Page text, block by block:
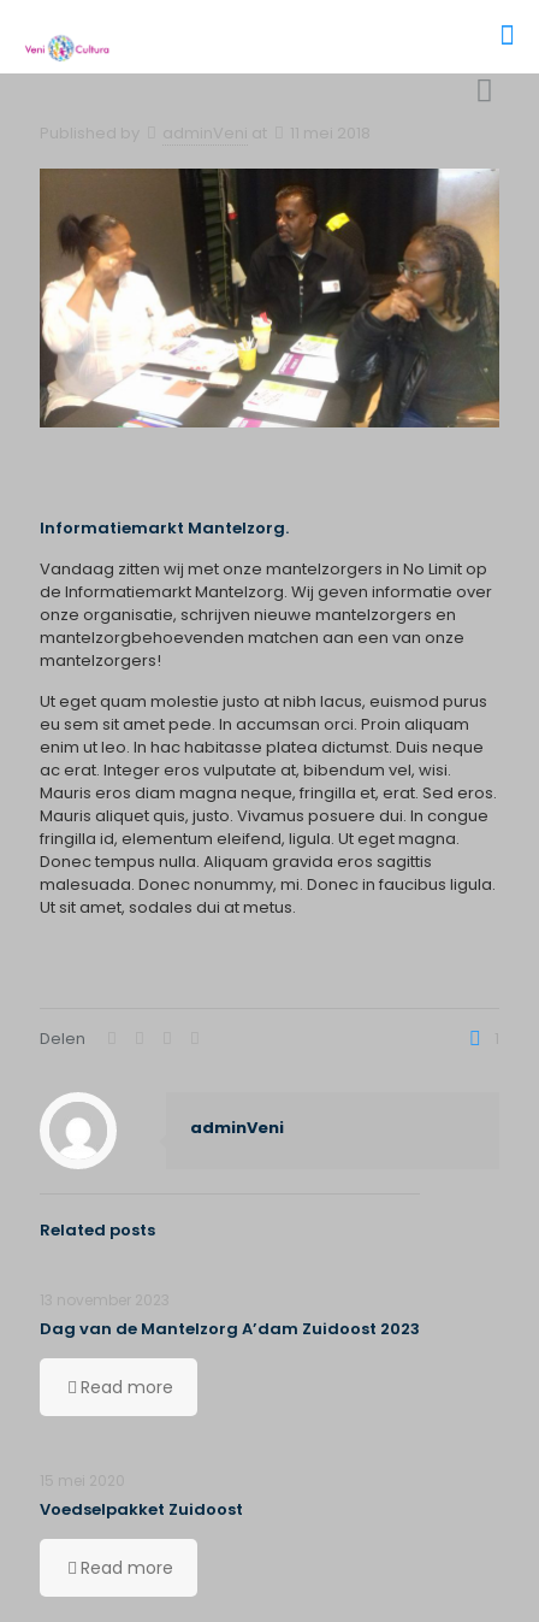
Informatiemarkt Mantelzorg.
Vandaag zitten wij met onze mantelzorgers in No Limit op
de Informatiemarkt Mantelzorg. Wij geven informatie over
onze organisatie, schrijven nieuwe mantelzorgers en
mantelzorgbehoevenden matchen aan een van onze
mantelzorgers!
Ut eget quam molestie justo at nibh lacus, euismod purus
eu sem sit amet pede. In accumsan orci. Proin aliquam
enim ut leo. In hac habitasse platea dictumst. Duis neque
ac erat. Integer eros vulputate at, bibendum vel, wisi.
Mauris eros diam magna neque, fringilla et, erat. Sed eros.
Mauris aliquet quis, justo. Vivamus posuere dui. In congue
fringilla id, elementum eleifend, ligula. Ut eget magna.
Donec tempus nulla. Aliquam gravida eros sagittis
malesuada. Donec nonummy, mi. Donec in faucibus ligula.
Ut sit amet, sodales dui at metus.
Delen
adminVeni
Related posts
Dag van de Mantelzorg A’dam Zuidoost 2023
Read more
Voedselpakket Zuidoost
Read more